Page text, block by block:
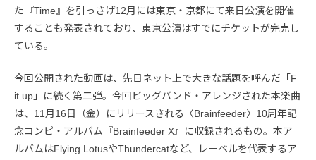
た『Time』を引っさげ12月には東京・京都にて来日公演を開催
することも発表されており、東京公演はすでにチケットが完売し
ている。
今回公開された動画は、先日ネット上で大きな話題を呼んだ「F
it up」に続く第二弾。今回ビッグバンド・アレンジされた本楽曲
は、11月16日（金）にリリースされる〈Brainfeeder〉10周年記
念コンピ・アルバム『Brainfeeder X』に収録されるもの。本ア
ルバムはFlying LotusやThundercatなど、レーベルを代表するア